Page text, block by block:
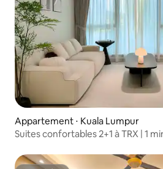
Appartement ⋅ Kuala Lumpur
Suites confortables 2+1 à TRX | 1